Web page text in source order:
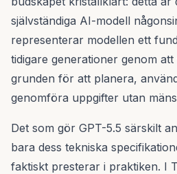
självständiga AI-modell
representerar modellen ett
tidigare generationer genom
grunden för att planera,
genomföra uppgifter utan
Det som gör GPT-5.5 särskilt
bara dess tekniska
faktiskt presterar i praktiken. I